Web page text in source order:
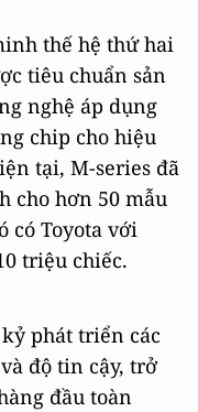
thế hệ thứ hai
tiêu chuẩn sản
nghệ áp dụng
chip cho hiệu
tại, M-series đã
cho hơn 50 mẫu
có Toyota với
triệu chiếc.
phát triển các
độ tin cậy, trở
đầu toàn